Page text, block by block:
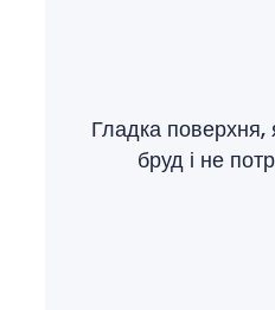
Гладка поверхня,
бруд і не